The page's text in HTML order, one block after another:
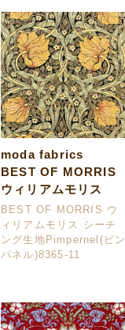
moda fabrics
BEST OF MORRIS
ウィリアムモリス
BEST OF MORRIS ウ
ィリアムモリス シーチ
ング生地Pimpernel(ピン
パネル)8365-11